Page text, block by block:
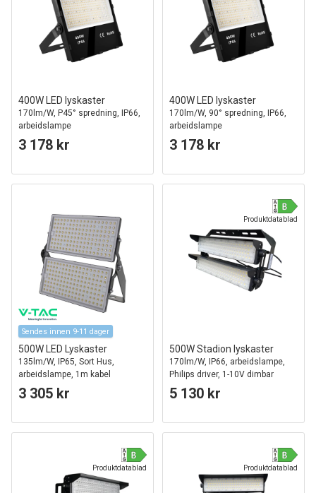
400W LED lyskaster
170lm/W, P45° spredning, IP66,
arbeidslampe
3 178 kr
400W LED lyskaster
170lm/W, 90° spredning, IP66,
arbeidslampe
3 178 kr
Sendes innen 9-11 dager
500W LED Lyskaster
135lm/W, IP65, Sort Hus,
arbeidslampe, 1m kabel
3 305 kr
Produktdatablad
500W Stadion lyskaster
170lm/W, IP66, arbeidslampe,
Philips driver, 1-10V dimbar
5 130 kr
Produktdatablad Produktdatablad